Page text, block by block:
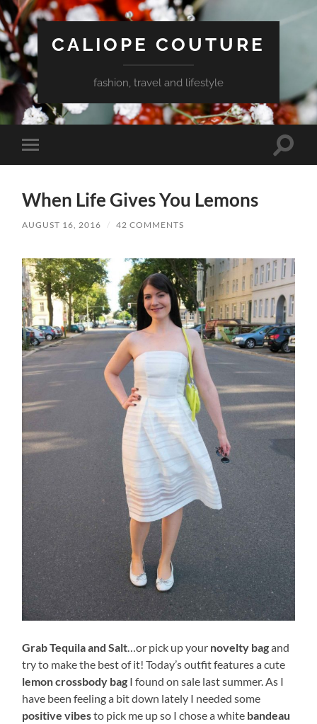
CALIOPE COUTURE
fashion, travel and lifestyle
Toggle
mobile
Toggle
When Life Gives You Lemons
AUGUST 16, 2016 / 42 COMMENTS
Grab Tequila and Salt…or pick up your novelty bagand
try to make the best of it! Today’s outfit features a cute
lemon crossbody bag I found on sale last summer. As I
have been feeling a bit down lately I needed some
positive vibesto pick me up so I chose a white bandeau